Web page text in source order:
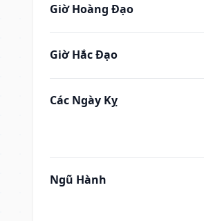
Giờ Hoàng Đạo
Giờ Hắc Đạo
Các Ngày Kỵ
Ngũ Hành